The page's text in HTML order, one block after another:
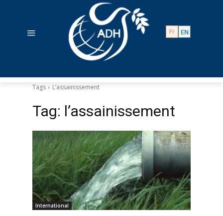
Tags L’assainissement
Tag: l’assainissement
International